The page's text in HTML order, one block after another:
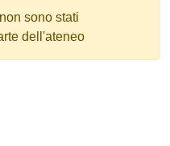
sono stati
dell'ateneo